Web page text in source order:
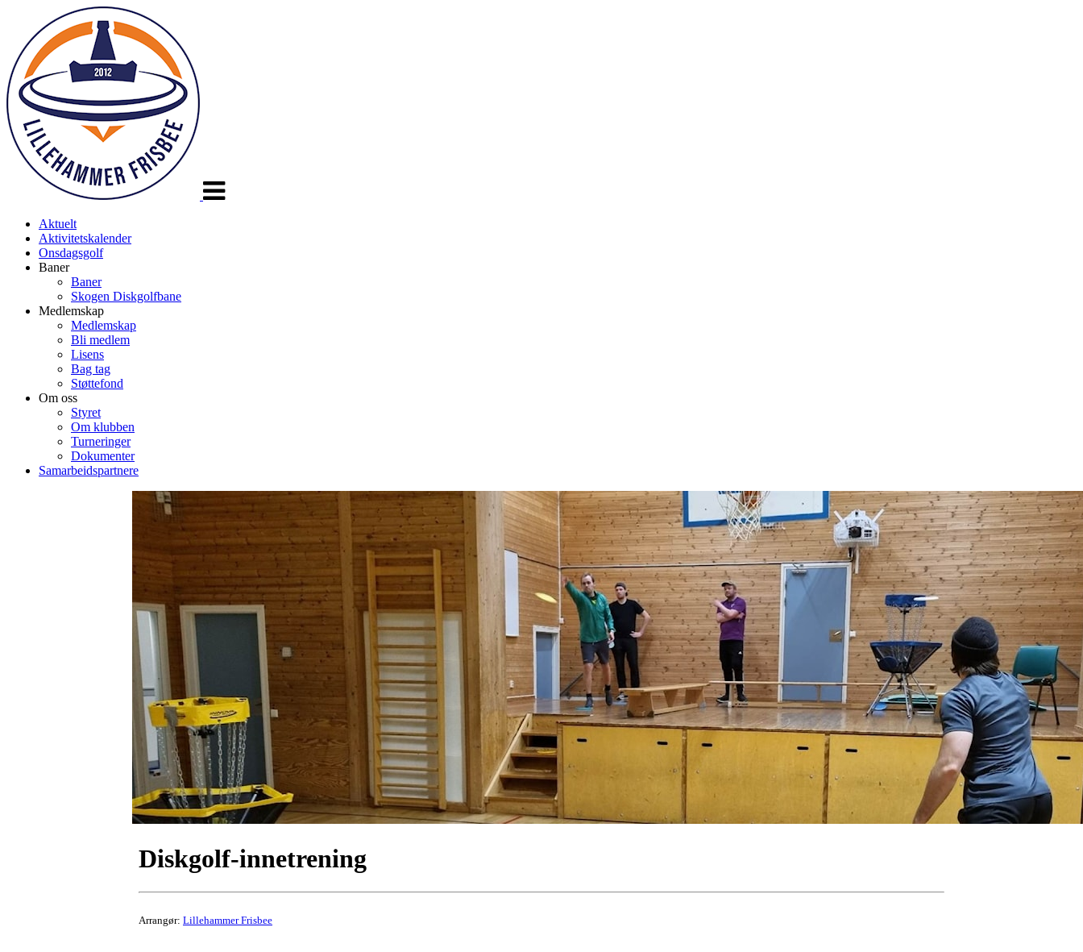
Aktuelt
Aktivitetskalender
Onsdagsgolf
Baner
Baner
Skogen Diskgolfbane
Medlemskap
Medlemskap
Bli medlem
Lisens
Bag tag
Støttefond
Om oss
Styret
Om klubben
Turneringer
Dokumenter
Samarbeidspartnere
Diskgolf-innetrening
Arrangør: Lillehammer Frisbee